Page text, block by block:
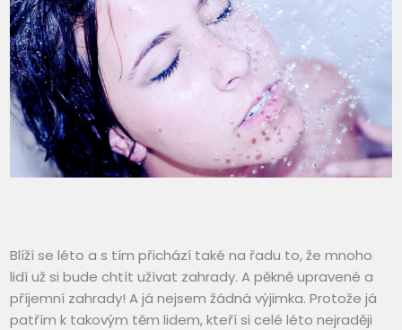
Blíží se léto a s tím přichází také na řadu to, že mnoho
lidí už si bude chtít užívat zahrady. A pěkně upravené a
příjemní zahrady! A já nejsem žádná výjimka. Protože já
patřím k takovým těm lidem, kteří si celé léto nejraději